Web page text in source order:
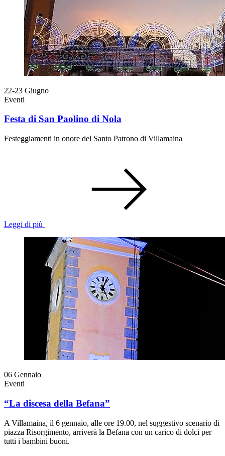
22-23 Giugno
Eventi
Festa di San Paolino di Nola
Festeggiamenti in onore del Santo Patrono di Villamaina
Leggi di più
06 Gennaio
Eventi
“La discesa della Befana”
A Villamaina, il 6 gennaio, alle ore 19.00, nel suggestivo scenario di
piazza Risorgimento, arriverà la Befana con un carico di dolci per
tutti i bambini buoni.